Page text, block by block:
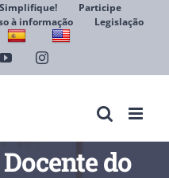
Simplifique!
Participe
à informação
Legislação
YouTubeInstagram
do